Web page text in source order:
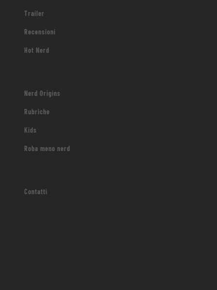
Trailer
Recensioni
Hot Nerd
Nerd Origins
Rubriche
Kids
Roba meno nerd
Contatti